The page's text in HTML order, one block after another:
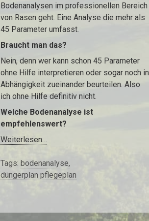
Bodenanalysen im professionellen Bereich
von Rasen geht. Eine Analyse die mehr als
45 Parameter umfasst.
Braucht man das?
Nein, denn wer kann schon 45 Parameter
ohne Hilfe interpretieren oder sogar noch in
Abhängigkeit zueinander beurteilen. Also
ich ohne Hilfe definitiv nicht.
Welche Bodenanalyse ist
empfehlenswert?
Weiterlesen…
Tags: bodenanalyse
düngerplan pflegeplan